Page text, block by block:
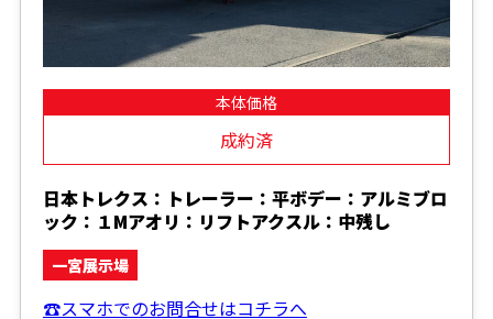
本体価格
成約済
日本トレクス：トレーラー：平ボデー：アルミブロ
ック：１Mアオリ：リフトアクスル：中残し
一宮展示場
☎スマホでのお問合せはコチラへ